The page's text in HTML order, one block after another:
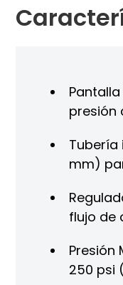
presión
Tubería
mm)
flujo de
Presión
250 psi